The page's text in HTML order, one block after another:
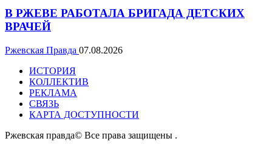
В РЖЕВЕ РАБОТАЛА БРИГАДА ДЕТСКИХ
ВРАЧЕЙ
Ржевская Правда 07.08.2026
ИСТОРИЯ
КОЛЛЕКТИВ
РЕКЛАМА
СВЯЗЬ
КАРТА ДОСТУПНОСТИ
Ржевская правда© Все права защищены .